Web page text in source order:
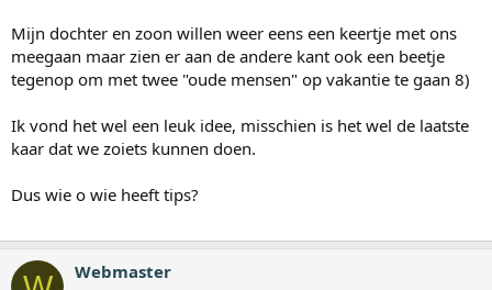
Mijn dochter en zoon willen weer eens een keertje met ons
meegaan maar zien er aan de andere kant ook een beetje
tegenop om met twee "oude mensen" op vakantie te gaan 8)
Ik vond het wel een leuk idee, misschien is het wel de laatste
kaar dat we zoiets kunnen doen.
Dus wie o wie heeft tips?
Webmaster